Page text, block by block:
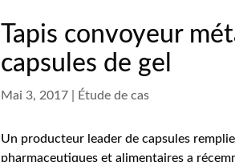
Tapis convoyeur
capsules de gel
Mai 3, 2017 Étude de cas
Un producteur leader de capsules
pharmaceutiques et alimentaires a